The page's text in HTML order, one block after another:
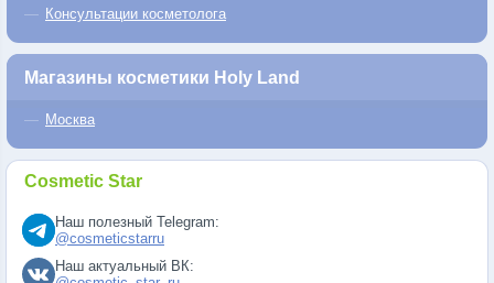
Консультации косметолога
Магазины косметики Holy Land
Москва
Cosmetic Star
Наш полезный Telegram:
@cosmeticstarru
Наш актуальный ВК: